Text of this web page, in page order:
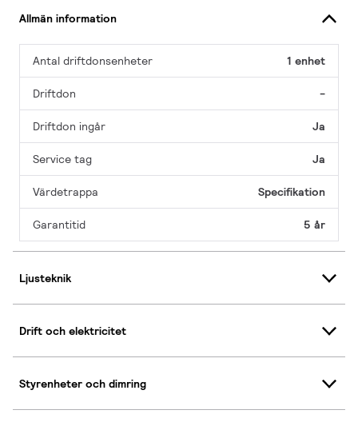
Allmän information
Antal driftdonsenheter 1 enhet
Driftdon -
Driftdon ingår Ja
Service tag Ja
Värdetrappa Specifikation
Garantitid 5 år
Ljusteknik
Drift och elektricitet
Styrenheter och dimring